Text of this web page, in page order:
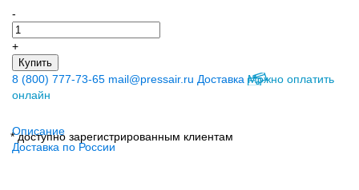
-
+
Купить
8 (800) 777-73-65 mail@pressair.ru Доставка Можно оплатить
онлайн
* доступно зарегистрированным клиентам
Описание
Доставка по России